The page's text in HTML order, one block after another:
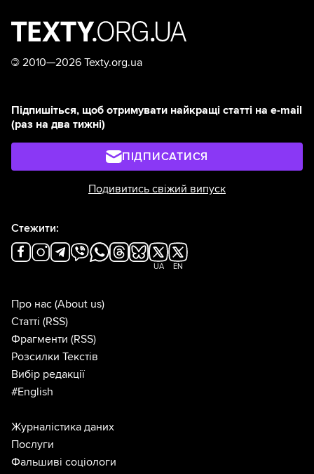
© 2010—2026 Texty.org.ua
Підпишіться, щоб отримувати найкращі статті на e-mail
(раз на два тижні)
ПІДПИСАТИСЯ
Подивитись свіжий випуск
Стежити:
UA EN
Про нас (About us)
Статті (RSS)
Фрагменти (RSS)
Розсилки Текстів
Вибір редакції
#English
Журналістика даних
Послуги
Фальшиві соціологи